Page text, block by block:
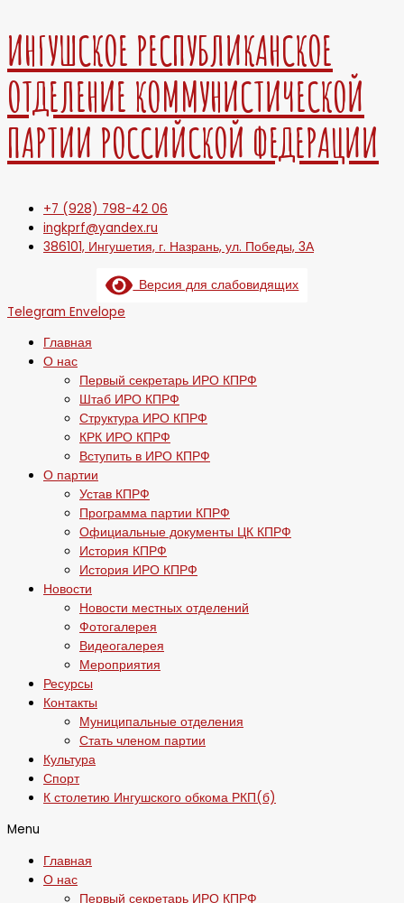
ИНГУШСКОЕ РЕСПУБЛИКАНСКОЕ
ОТДЕЛЕНИЕ КОММУНИСТИЧЕСКОЙ
ПАРТИИ РОССИЙСКОЙ ФЕДЕРАЦИИ
+7 (928) 798-42 06
ingkprf@yandex.ru
386101, Ингушетия, г. Назрань, ул. Победы, 3А
Версия для слабовидящих
Telegram Envelope
Главная
О нас
Первый секретарь ИРО КПРФ
Штаб ИРО КПРФ
Структура ИРО КПРФ
КРК ИРО КПРФ
Вступить в ИРО КПРФ
О партии
Устав КПРФ
Программа партии КПРФ
Официальные документы ЦК КПРФ
История КПРФ
История ИРО КПРФ
Новости
Новости местных отделений
Фотогалерея
Видеогалерея
Мероприятия
Ресурсы
Контакты
Муниципальные отделения
Стать членом партии
Культура
Спорт
К столетию Ингушского обкома РКП(б)
Menu
Главная
О нас
Первый секретарь ИРО КПРФ